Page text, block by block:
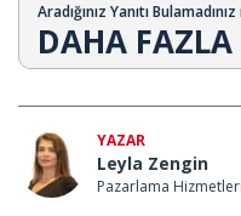
Aradığınız Yanıtı Bulamadınız
DAHA
YAZAR
Leyla Zengin
Pazarlama